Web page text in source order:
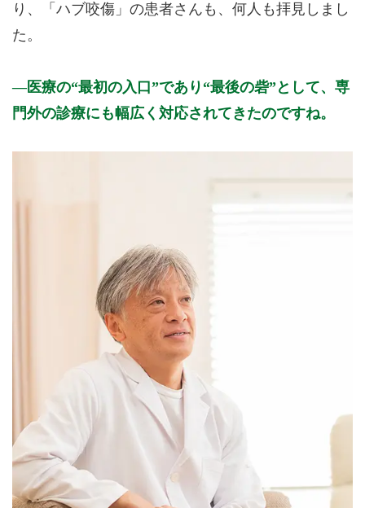
り、「ハブ咬傷」の患者さんも、何人も拝見しまし
た。
医療の“最初の入口”であり“最後の砦”として、専
門外の診療にも幅広く対応されてきたのですね。